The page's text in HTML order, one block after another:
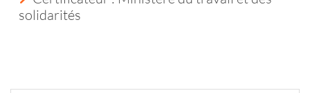
solidarités